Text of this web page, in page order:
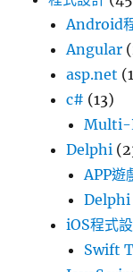
Android
Angular
asp.net
c# (13)
Multi-
Delphi
APP遊
Delphi
iOS程式
Swift